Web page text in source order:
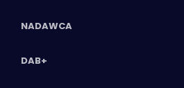
NADAWCA
DAB+